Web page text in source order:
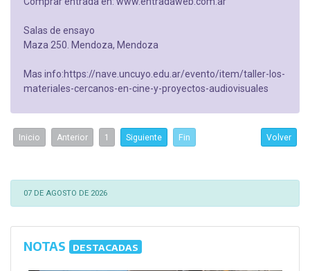
Salas de ensayo
Maza 250. Mendoza, Mendoza
Mas info:https://nave.uncuyo.edu.ar/evento/item/taller-los-
materiales-cercanos-en-cine-y-proyectos-audiovisuales
Inicio Anterior 1 Siguiente Fin Volver
07 DE AGOSTO DE 2026
NOTAS DESTACADAS